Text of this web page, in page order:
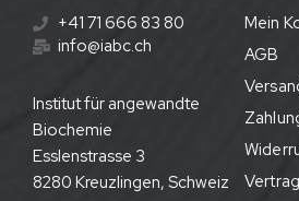
+41 71 666 83 80
info@iabc.ch
Institut für angewandte
Biochemie
Esslenstrasse 3
8280 Kreuzlingen, Schweiz
Mein
AGB